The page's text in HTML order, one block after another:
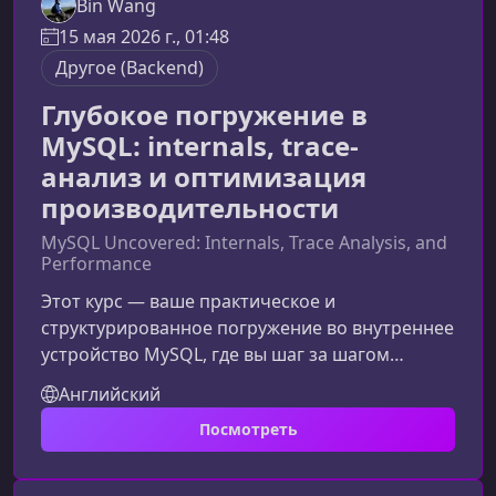
Bin Wang
15 мая 2026 г., 01:48
Другое (Backend)
Глубокое погружение в
MySQL: internals, trace-
анализ и оптимизация
производительности
MySQL Uncovered: Internals, Trace Analysis, and
Performance
Этот курс — ваше практическое и
структурированное погружение во внутреннее
устройство MySQL, где вы шаг за шагом
разберёте, как СУБД принимает, оптимизирует
и исполняет запросы. Вы изучите не только
концепции, но и реальные внутренние
производительность, стабильность и
Английский
Посмотреть